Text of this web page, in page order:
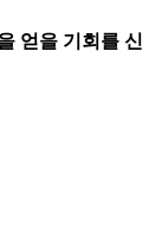
얻을 기회를 신